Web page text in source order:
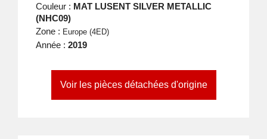
Couleur : MAT LUSENT SILVER METALLIC
(NHC09)
Zone : Europe (4ED)
Année : 2019
Voir les pièces détachées d'origine